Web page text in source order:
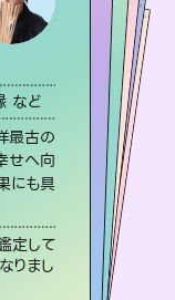
など
最古の
せへ向
にも具
定して
りまし
来 など
性愛や片
で知りた
ることを
ます。
る所や濁
分の気
性）
差 など
の報告実績
超の施術経
で、より良
しかもこち
えていらっ
代女性）
んみう
グ
、復縁 など
音を丁寧に読み解き恋愛成就へと導きます。
ス通りに行
た。ありが
性）
ング
リ
縁 など
選択肢があり
なっているあな
、その未来を
します。
、本心など
り。対策が
40代）
ル
リ
持ち など
使って「今」と
るあの人の気持
、恋や人生のヒ
す。
に晴れまし
ゃるんだなと